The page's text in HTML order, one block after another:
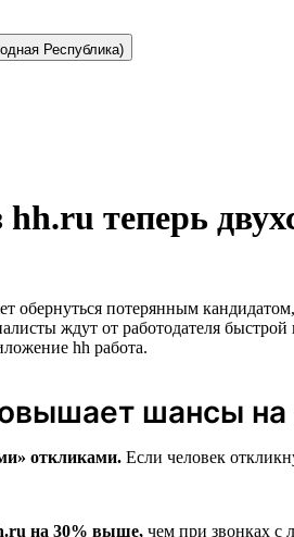
Республика)
hh.ru теперь
потерянным кандидатом,
ждут от работодателя
hh работа.
шансы
откликами. Если человек
на 30% выше, чем при звонках с